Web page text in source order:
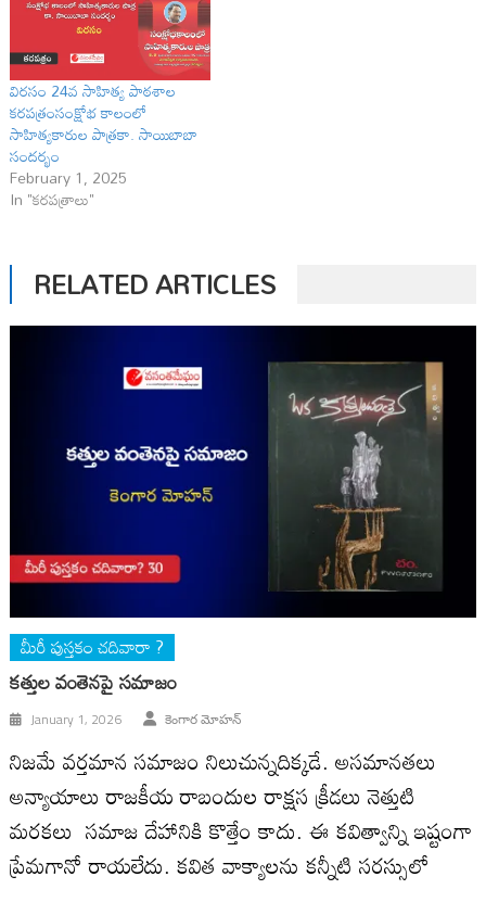
విరసం 24వ సాహిత్య పాఠశాల
కరపత్రంసంక్షోభ కాలంలో
సాహిత్యకారుల పాత్రకా. సాయిబాబా
సందర్భం
February 1, 2025
In "కరపత్రాలు"
RELATED ARTICLES
మీరీ పుస్తకం చదివారా ?
కత్తుల వంతెనపై సమాజం
January 1, 2026 కెంగార మోహన్
నిజమే వర్తమాన సమాజం నిలుచున్నదిక్కడే. అసమానతలు
అన్యాయాలు రాజకీయ రాబందుల రాక్షస క్రీడలు నెత్తుటి
మరకలు సమాజ దేహానికి కొత్తేం కాదు. ఈ కవిత్వాన్ని ఇష్టంగా
ప్రేమగానో రాయలేదు. కవిత వాక్యాలను కన్నీటి సరస్సులో